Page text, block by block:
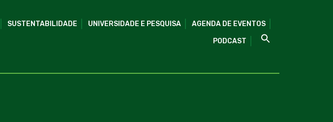
SUSTENTABILIDADE UNIVERSIDADE E PESQUISA AGENDA DE EVENTOS
PODCAST